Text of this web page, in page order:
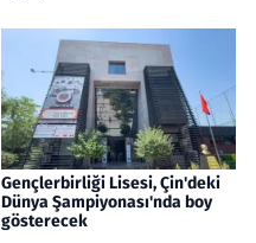
Gençlerbirliği Lisesi, Çin'deki
Dünya Şampiyonası'nda boy
gösterecek